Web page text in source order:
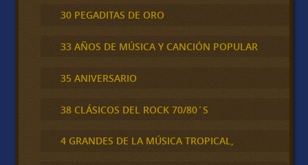
30 PEGADITAS DE ORO
33 AÑOS DE MÚSICA Y CANCIÓN POPULAR
35 ANIVERSARIO
38 CLÁSICOS DEL ROCK 70/80´S
4 GRANDES DE LA MÚSICA TROPICAL,